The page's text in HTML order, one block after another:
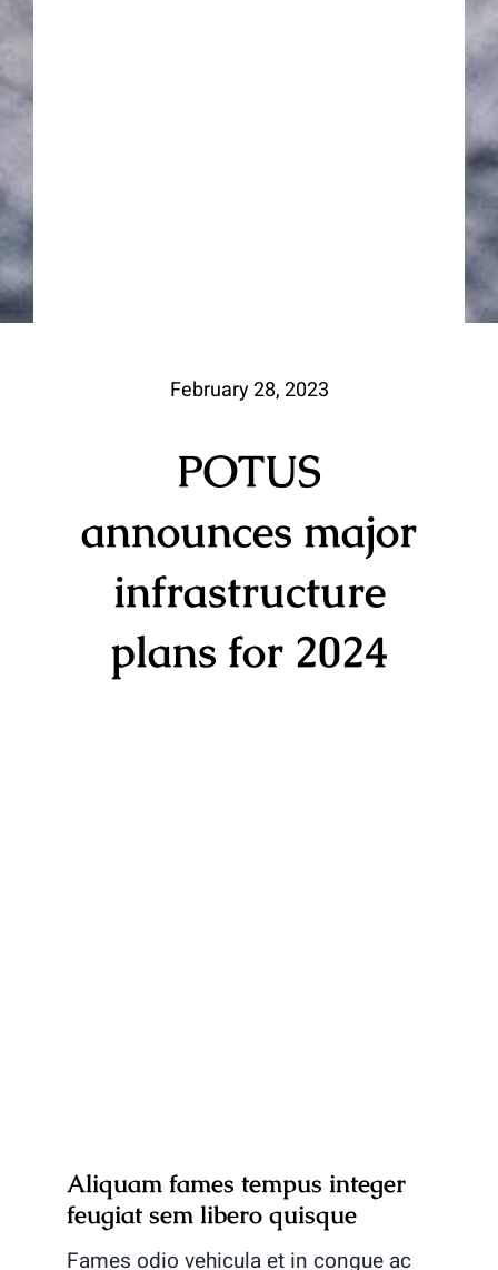
February 28, 2023
POTUS
announces major
infrastructure
plans for 2024
Aliquam fames tempus integer
feugiat sem libero quisque
Fames odio vehicula et in congue ac